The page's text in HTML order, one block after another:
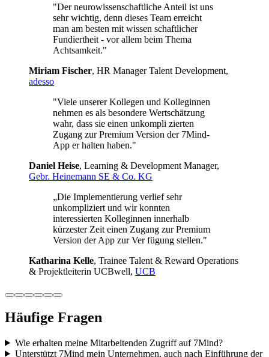
"Der neurowissenschaftliche Anteil ist uns
sehr wichtig, denn dieses Team erreicht
man am besten mit wissen schaftlicher
Fundiertheit - vor allem beim Thema
Achtsamkeit."
Miriam Fischer, HR Manager Talent Development,
adesso
"Viele unserer Kollegen und Kolleginnen
nehmen es als besondere Wertschätzung
wahr, dass sie einen unkompli zierten
Zugang zur Premium Version der 7Mind-
App er halten haben."
Daniel Heise, Learning & Development Manager,
Gebr. Heinemann SE & Co. KG
„Die Implementierung verlief sehr
unkompliziert und wir konnten
interessierten Kolleginnen innerhalb
kürzester Zeit einen Zugang zur Premium
Version der App zur Ver fügung stellen."
Katha­rina Kelle, Trainee Talent & Reward Ope­ra­ti­ons
& Pro­jekt­lei­te­rin UCB­well, UCB
Häufige Fragen
Wie erhalten meine Mitarbeitenden Zugriff auf 7Mind?
Unterstützt 7Mind mein Unternehmen, auch nach Einführung der